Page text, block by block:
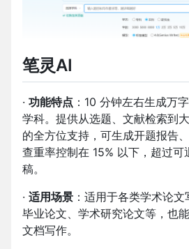
笔灵AI
· 功能特点 ：10 分钟左右生成万
学科。提供从选题、文献检索到
的全方位支持，可生成开题报告
查重率控制在 15% 以下，超过可
稿。
· 适用场景 ：适用于各类学术论
毕业论文、学术研究论文等，也
文档写作。